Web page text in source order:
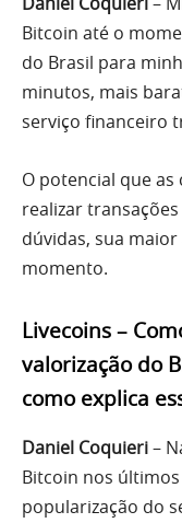
Bitcoin até o
do Brasil para
minutos, mais
serviço financeiro
O potencial que
realizar
dúvidas, sua
momento.
Livecoins –
valorização do
como explica
Daniel Coquieri–
Bitcoin nos
popularização do